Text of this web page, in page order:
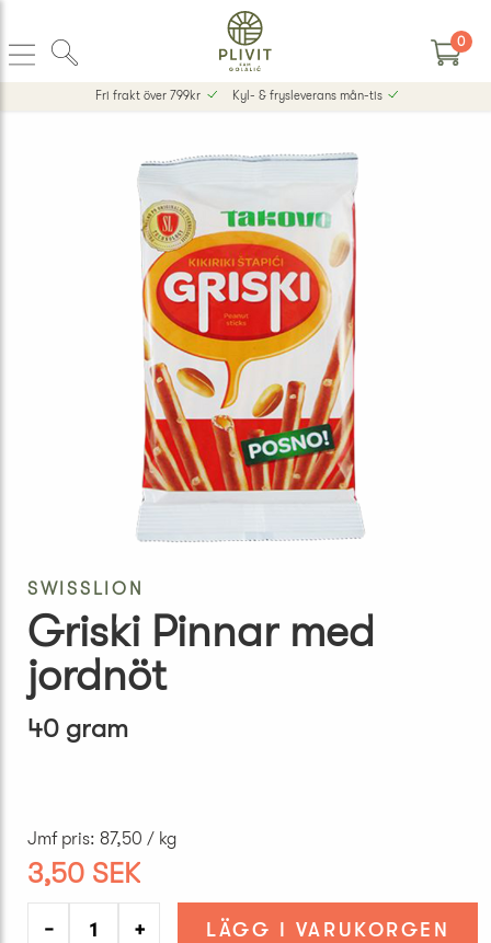
0
Fri frakt över 799kr Kyl- & frysleverans mån-tis
SWISSLION
Griski Pinnar med
jordnöt
40 gram
Jmf pris: 87,50 / kg
3,50 SEK
− + LÄGG I VARUKORGEN